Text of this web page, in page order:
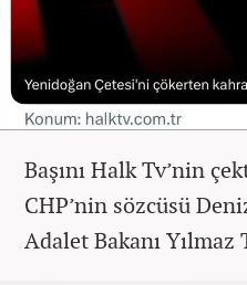
Başını Halk Tv’nin
CHP’nin sözcüsü
Adalet Bakanı Yılmaz